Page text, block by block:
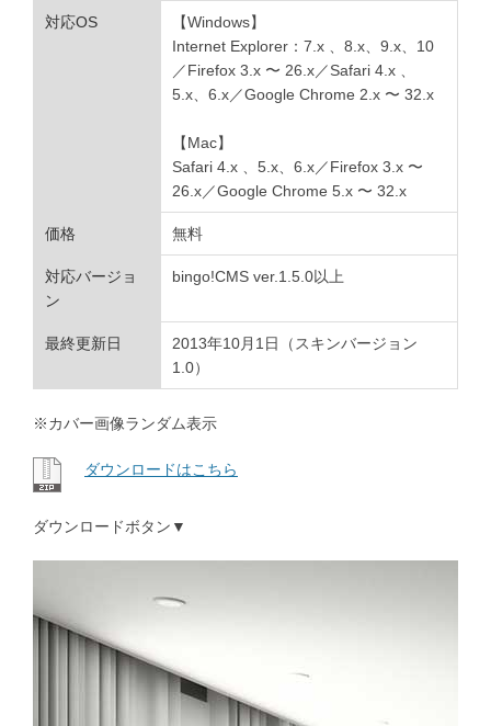
対応OS
【Windows】
Internet Explorer：7.x 、8.x、9.x、10
／Firefox 3.x 〜 26.x／Safari 4.x 、
5.x、6.x／Google Chrome 2.x 〜 32.x
【Mac】
Safari 4.x 、5.x、6.x／Firefox 3.x 〜
26.x／Google Chrome 5.x 〜 32.x
価格 無料
対応バージョ
ン
bingo!CMS ver.1.5.0以上
最終更新日
2013年10月1日（スキンバージョン
1.0）
※カバー画像ランダム表示
ダウンロードはこちら
ダウンロードボタン▼